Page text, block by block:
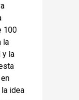
100
la
y la
idea